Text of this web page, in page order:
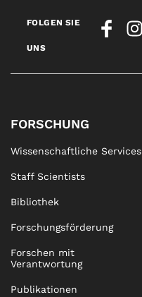
FOLGEN SIE
UNS
FORSCHUNG
Wissenschaftliche Services
Staff Scientists
Bibliothek
Forschungsförderung
Forschen mit
Verantwortung
Publikationen